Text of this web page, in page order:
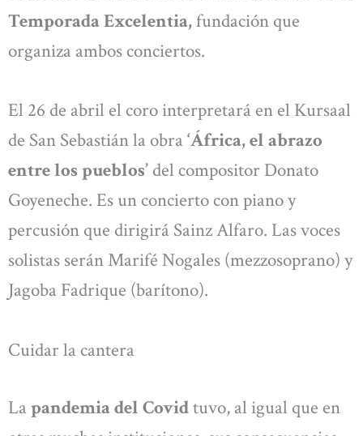
Temporada Excelentia,fundación que
organiza ambos conciertos.
El 26 de abril el coro interpretará en el Kursaal
de San Sebastián la obra ‘África, el abrazo
entre los pueblos’ del compositor Donato
Goyeneche. Es un concierto con piano y
percusión que dirigirá Sainz Alfaro. Las voces
solistas serán Marifé Nogales (mezzosoprano) y
Jagoba Fadrique (barítono).
Cuidar la cantera
La pandemia del Covidtuvo, al igual que en